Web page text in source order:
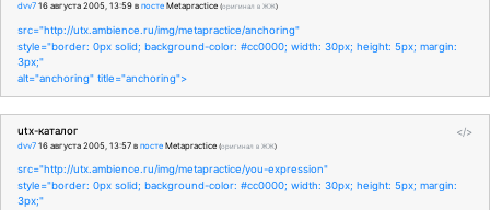
dvv7 16 августа 2005, 13:59 в посте Metapractice (оригинал в ЖЖ)
src="http://utx.ambience.ru/img/metapractice/anchoring"
style="border: 0px solid; background-color: #cc0000; width: 30px; height: 5px; margin:
3px;"
alt="anchoring" title="anchoring">
</>
utx-каталог
dvv7 16 августа 2005, 13:57 в посте Metapractice (оригинал в ЖЖ)
src="http://utx.ambience.ru/img/metapractice/you-expression"
style="border: 0px solid; background-color: #cc0000; width: 30px; height: 5px; margin:
3px;"